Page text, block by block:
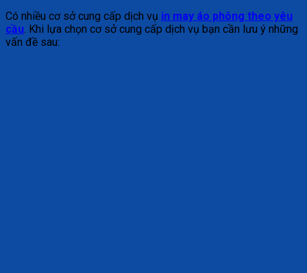
Có nhiều cơ sở cung cấp dịch vụ in may áo phông theo yêu
cầu. Khi lựa chọn cơ sở cung cấp dịch vụ bạn cần lưu ý những
vấn đề sau: